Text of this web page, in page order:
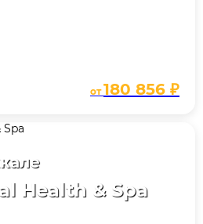
от180 856 ₽
Health & Spa